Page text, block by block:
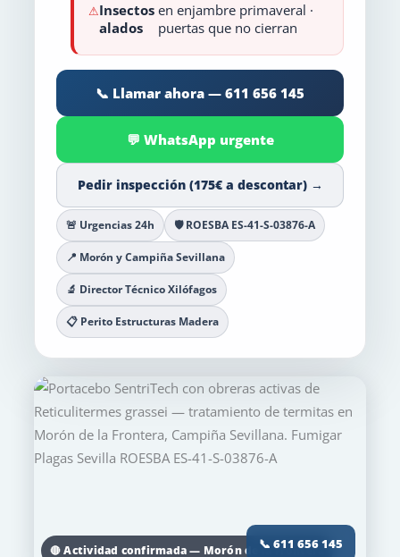
Insectos
alados
en enjambre primaveral ·
puertas que no cierran
📞 Llamar ahora — 611 656 145
💬 WhatsApp urgente
Pedir inspección (175€ a descontar) →
🚨 Urgencias 24h 🛡️ ROESBA ES-41-S-03876-A
📍 Morón y Campiña Sevillana
🔬 Director Técnico Xilófagos
📋 Perito Estructuras Madera
🔴 Actividad confirmada — Morón de la Frontera
📞 611 656 145